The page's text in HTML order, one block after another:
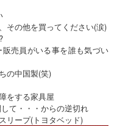
その他を買ってください(涙)
売員がいる事を誰も気づい
の中国製(笑)
をする家具屋
て・・・からの逆切れ
リープ(トヨタベッド)